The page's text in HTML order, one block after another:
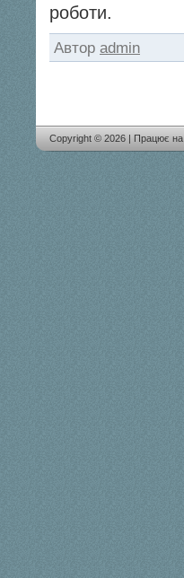
роботи.
Автор admin
Copyright © 2026 | Працює на